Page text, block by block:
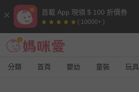
首載 App 現領 $ 100 折價券
( 10000+ )
分類 首頁 嬰幼 童裝 玩具